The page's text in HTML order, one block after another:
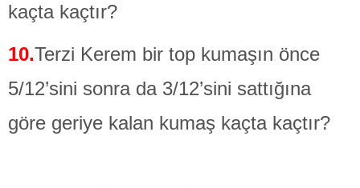
kaçta kaçtır?
10.Terzi Kerem bir top kumaşın önce
5/12’sini sonra da 3/12’sini sattığına
göre geriye kalan kumaş kaçta kaçtır?